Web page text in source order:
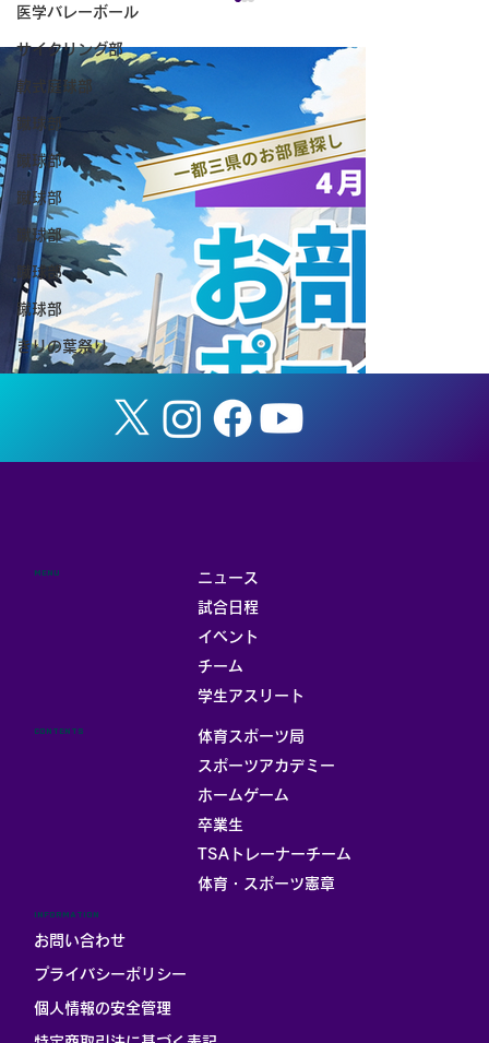
医学バレーボール
サイクリング部
軟式庭球部
蹴球部
蹴球部
蹴球部
蹴球部
蹴球部
蹴球部
きりの葉祭り
【ノーザンマリマナスオープン2026 最
終結果】
ニュース
試合日程
イベント
チーム
学生アスリート
MENU
体育スポーツ局
スポーツアカデミー
ホームゲーム
卒業生
TSAトレーナーチーム
体育・スポーツ憲章
CONTENTS
INFORMATION
お問い合わせ
プライバシーポリシー
個人情報の安全管理